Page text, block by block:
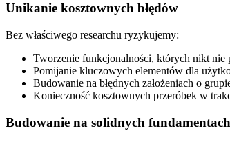
Unikanie kosztownych błędów
Bez właściwego researchu ryzykujemy:
Tworzenie funkcjonalności, których nikt nie
Pomijanie kluczowych elementów dla
Budowanie na błędnych założeniach o
Konieczność kosztownych przeróbek w
Budowanie na solidnych fundamentach